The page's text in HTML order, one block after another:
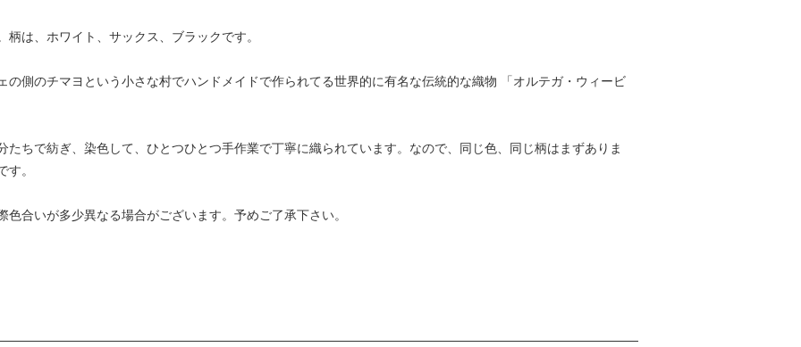
は、ホワイト、サックス、ブラックです。
の側のチマヨという小さな村でハンドメイドで作られてる世界的に有名な伝統的な織物 「オルテガ・ウィービ
たちで紡ぎ、染色して、ひとつひとつ手作業で丁寧に織られています。なので、同じ色、同じ柄はまずありま
。
合いが多少異なる場合がございます。予めご了承下さい。